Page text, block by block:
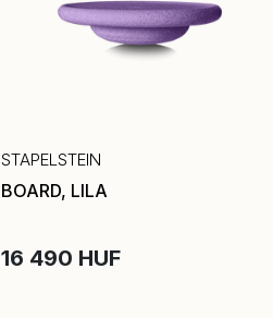
STAPELSTEIN
BOARD, LILA
16 490 HUF